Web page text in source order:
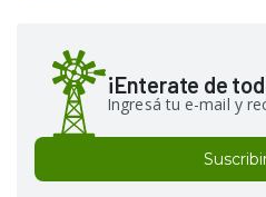
¡Enterate de
Ingresá tu e-mail y